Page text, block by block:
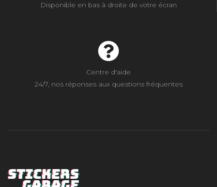
Disponible en bas à droite de votre écran
Centre d'aide
24/7, nos réponses aux questions fréquentes